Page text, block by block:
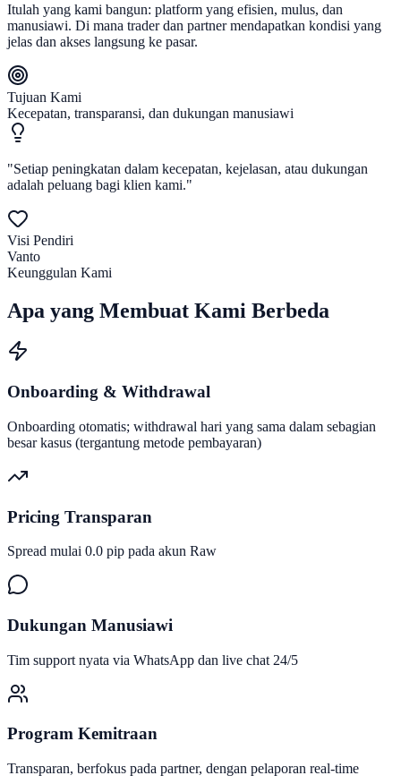
Itulah yang kami bangun: platform yang efisien, mulus, dan
manusiawi. Di mana trader dan partner mendapatkan kondisi yang
jelas dan akses langsung ke pasar.
Tujuan Kami
Kecepatan, transparansi, dan dukungan manusiawi
"Setiap peningkatan dalam kecepatan, kejelasan, atau dukungan
adalah peluang bagi klien kami."
Visi Pendiri
Vanto
Keunggulan Kami
Apa yang Membuat Kami Berbeda
Onboarding & Withdrawal
Onboarding otomatis; withdrawal hari yang sama dalam sebagian
besar kasus (tergantung metode pembayaran)
Pricing Transparan
Spread mulai 0.0 pip pada akun Raw
Dukungan Manusiawi
Tim support nyata via WhatsApp dan live chat 24/5
Program Kemitraan
Transparan, berfokus pada partner, dengan pelaporan real-time